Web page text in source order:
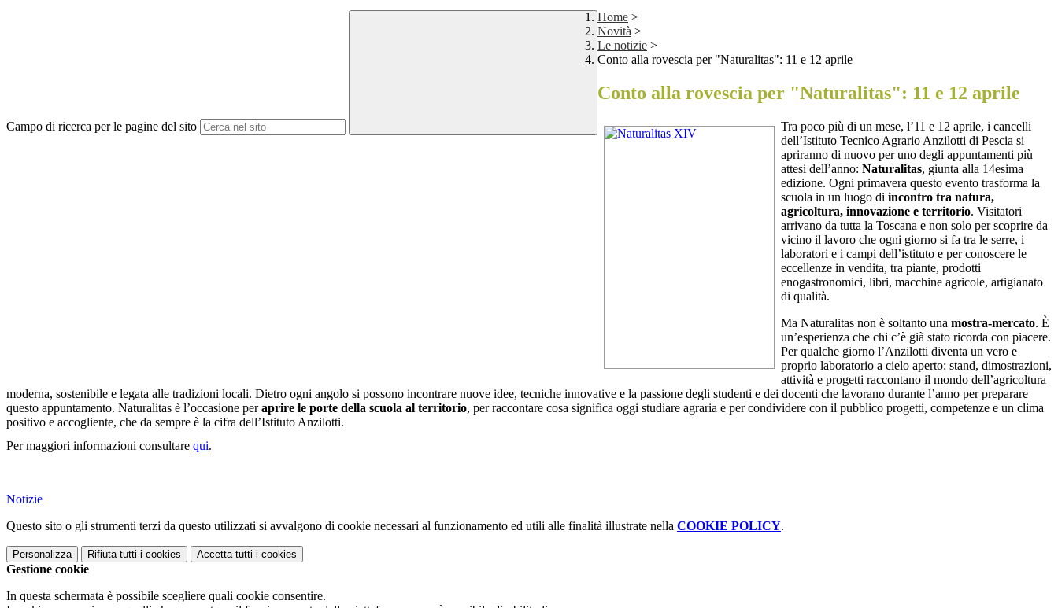
Campo di ricerca per le pagine del sito
Home >
Novità >
Le notizie >
Conto alla rovescia per "Naturalitas": 11 e 12 aprile
Conto alla rovescia per "Naturalitas": 11 e 12 aprile
Tra poco più di un mese, l’11 e 12 aprile, i cancelli
dell’Istituto Tecnico Agrario Anzilotti di Pescia si
apriranno di nuovo per uno degli appuntamenti più
attesi dell’anno: Naturalitas, giunta alla 14esima
edizione. Ogni primavera questo evento trasforma la
scuola in un luogo di incontro tra natura,
agricoltura, innovazione e territorio. Visitatori
arrivano da tutta la Toscana e non solo per scoprire da
vicino il lavoro che ogni giorno si fa tra le serre, i
laboratori e i campi dell’istituto e per conoscere le
eccellenze in vendita, tra piante, prodotti
enogastronomici, libri, macchine agricole, artigianato
di qualità.
Ma Naturalitas non è soltanto una mostra-mercato. È
un’esperienza che chi c’è già stato ricorda con piacere.
Per qualche giorno l’Anzilotti diventa un vero e
proprio laboratorio a cielo aperto: stand, dimostrazioni,
attività e progetti raccontano il mondo dell’agricoltura
moderna, sostenibile e legata alle tradizioni locali. Dietro ogni angolo si possono incontrare nuove idee, tecniche innovative e la passione degli studenti e dei docenti che lavorano durante l’anno per preparare
questo appuntamento. Naturalitas è l’occasione peraprire le porte della scuola al territorio, per raccontare cosa significa oggi studiare agraria e per condividere con il pubblico progetti, competenze e un clima
positivo e accogliente, che da sempre è la cifra dell’Istituto Anzilotti.
Per maggiori informazioni consultare qui.
Notizie
Questo sito o gli strumenti terzi da questo utilizzati si avvalgono di cookie necessari al funzionamento ed utili alle finalità illustrate nella COOKIE POLICY.
Personalizza Rifiuta tutti i cookies Accetta tutti i cookies
Gestione cookie
In questa schermata è possibile scegliere quali cookie consentire.